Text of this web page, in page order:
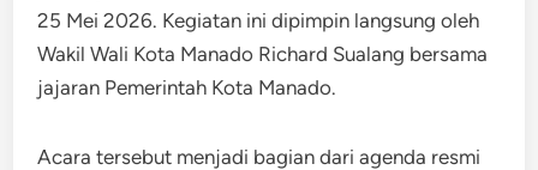
25 Mei 2026. Kegiatan ini dipimpin langsung oleh
Wakil Wali Kota Manado Richard Sualang bersama
jajaran Pemerintah Kota Manado.
Acara tersebut menjadi bagian dari agenda resmi